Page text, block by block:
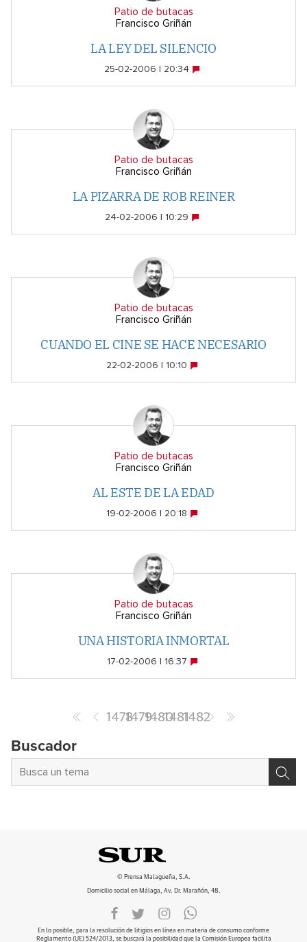
Patio de butacas
Francisco Griñán
LA LEY DEL SILENCIO
25-02-2006 | 20:34
Patio de butacas
Francisco Griñán
LA PIZARRA DE ROB REINER
24-02-2006 | 10:29
Patio de butacas
Francisco Griñán
CUANDO EL CINE SE HACE NECESARIO
22-02-2006 | 10:10
Patio de butacas
Francisco Griñán
AL ESTE DE LA EDAD
19-02-2006 | 20:18
Patio de butacas
Francisco Griñán
UNA HISTORIA INMORTAL
17-02-2006 | 16:37
14781479148014811482
Buscador
© Prensa Malagueña, S.A.
Domicilio social en Málaga, Av. Dr. Marañón, 48.
En lo posible, para la resolución de litigios en línea en materia de consumo conforme
Reglamento (UE) 524/2013, se buscará la posibilidad que la Comisión Europea facilita